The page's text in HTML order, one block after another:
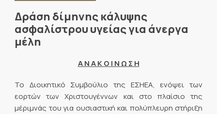
Δράση δίμηνης κάλυψης
ασφαλίστρου υγείας για άνεργα
μέλη
Α Ν Α Κ Ο Ι Ν Ω Σ Η
Το Διοικητικό Συμβούλιο της ΕΣΗΕΑ, ενόψει των
εορτών των Χριστουγέννων και στο πλαίσιο της
μέριμνάς του για ουσιαστική και πολύπλευρη στήριξη